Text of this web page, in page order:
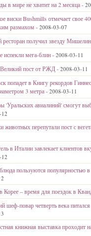
в мире не хватит на 2 месяца -
виски Bushmills отмечает свое
размахом - 2008-03-07
ресторан получил звезду
испекли мега-блин - 2008-03-11
пост от РЖД -2008-03-11
попадет в Книгу рекордов
3 метра - 2008-03-11
'Уральских авиалиний' смогут
животных перепутали пост с
в Италии завлекает клиентов
пользуются популярностью
Корее – время для поездок в
шеф-повар четверть века
книжная выставка проходит